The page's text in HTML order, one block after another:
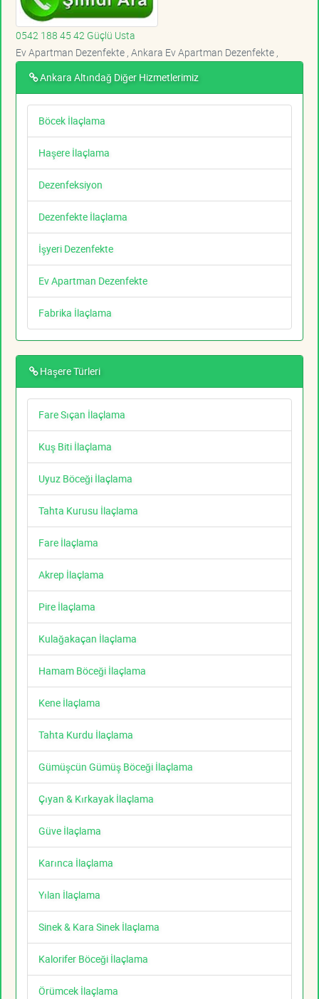
0542 188 45 42 Güçlü Usta
Ev Apartman Dezenfekte , Ankara Ev Apartman Dezenfekte ,
Ankara Altındağ Diğer Hizmetlerimiz
Böcek İlaçlama
Haşere İlaçlama
Dezenfeksiyon
Dezenfekte İlaçlama
İşyeri Dezenfekte
Ev Apartman Dezenfekte
Fabrika İlaçlama
Haşere Türleri
Fare Sıçan İlaçlama
Kuş Biti İlaçlama
Uyuz Böceği İlaçlama
Tahta Kurusu İlaçlama
Fare İlaçlama
Akrep İlaçlama
Pire İlaçlama
Kulağakaçan İlaçlama
Hamam Böceği İlaçlama
Kene İlaçlama
Tahta Kurdu İlaçlama
Gümüşcün Gümüş Böceği İlaçlama
Çıyan & Kırkayak İlaçlama
Güve İlaçlama
Karınca İlaçlama
Yılan İlaçlama
Sinek & Kara Sinek İlaçlama
Kalorifer Böceği İlaçlama
Örümcek İlaçlama